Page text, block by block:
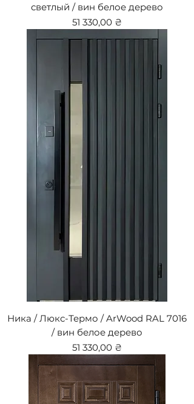
светлый / вин белое дерево
Цена
51 330,00 ₴
Ника / Люкс-Термо / ArWood RAL 7016
/ вин белое дерево
Цена
51 330,00 ₴